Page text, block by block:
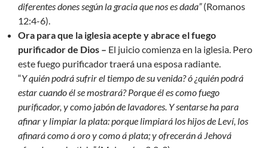
diferentes dones según la gracia que nos es dada”(Romanos
12:4-6).
Ora para que la iglesia acepte y abrace el fuego
purificador de Dios – El juicio comienza en la iglesia. Pero
este fuego purificador traerá una esposa radiante.
“Y quién podrá sufrir el tiempo de su venida? ó ¿quién podrá
estar cuando él se mostrará? Porque él es como fuego
purificador, y como jabón de lavadores. Y sentarse ha para
afinar y limpiar la plata: porque limpiará los hijos de Leví, los
afinará como á oro y como á plata; y ofrecerán á Jehová